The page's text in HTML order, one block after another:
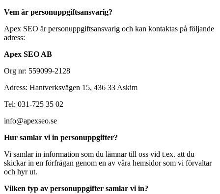
Vem är personuppgiftsansvarig?
Apex SEO är personuppgiftsansvarig och kan kontaktas på följande
adress:
Apex SEO AB
Org nr: 559099-2128
Adress: Hantverksvägen 15, 436 33 Askim
Tel: 031-725 35 02
info@apexseo.se
Hur samlar vi in personuppgifter?
Vi samlar in information som du lämnar till oss vid t.ex. att du
skickar in en förfrågan genom en av våra hemsidor som vi förvaltar
och hyr ut.
Vilken typ av personuppgifter samlar vi in?